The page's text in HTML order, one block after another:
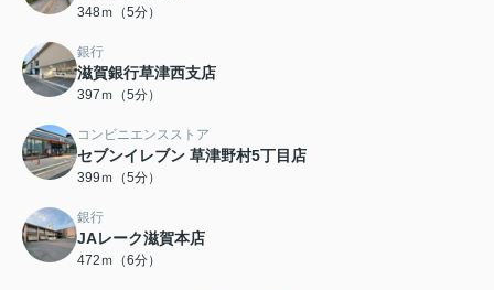
348ｍ（5分）
銀行
滋賀銀行草津西支店
397ｍ（5分）
コンビニエンスストア
セブンイレブン 草津野村5丁目店
399ｍ（5分）
銀行
JAレーク滋賀本店
472ｍ（6分）